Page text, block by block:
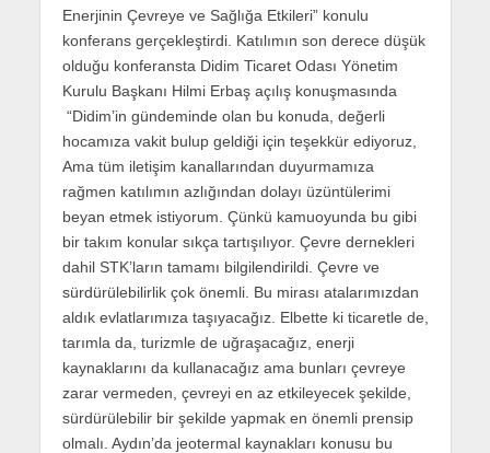
Enerjinin Çevreye ve Sağlığa Etkileri” konulu
konferans gerçekleştirdi. Katılımın son derece düşük
olduğu konferansta Didim Ticaret Odası Yönetim
Kurulu Başkanı Hilmi Erbaş açılış konuşmasında
“Didim’in gündeminde olan bu konuda, değerli
hocamıza vakit bulup geldiği için teşekkür ediyoruz,
Ama tüm iletişim kanallarından duyurmamıza
rağmen katılımın azlığından dolayı üzüntülerimi
beyan etmek istiyorum. Çünkü kamuoyunda bu gibi
bir takım konular sıkça tartışılıyor. Çevre dernekleri
dahil STK’ların tamamı bilgilendirildi. Çevre ve
sürdürülebilirlik çok önemli. Bu mirası atalarımızdan
aldık evlatlarımıza taşıyacağız. Elbette ki ticaretle de,
tarımla da, turizmle de uğraşacağız, enerji
kaynaklarını da kullanacağız ama bunları çevreye
zarar vermeden, çevreyi en az etkileyecek şekilde,
sürdürülebilir bir şekilde yapmak en önemli prensip
olmalı. Aydın’da jeotermal kaynakları konusu bu